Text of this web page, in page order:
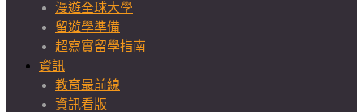
漫遊全球大學
留遊學準備
超寫實留學指南
資訊
教育最前線
資訊看版